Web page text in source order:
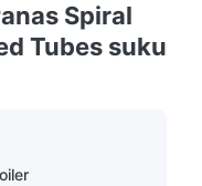
Spiral
Tubes suku